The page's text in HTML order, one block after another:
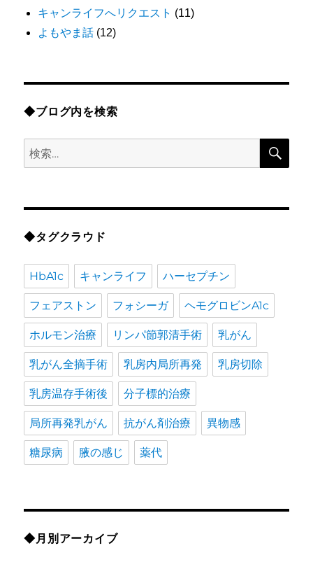
キャンライフへリクエスト (11)
よもやま話 (12)
◆ブログ内を検索
検
索:
検
◆タグクラウド
HbA1c キャンライフ ハーセプチン
フェアストン フォシーガ ヘモグロビンA1c
ホルモン治療 リンパ節郭清手術 乳がん
乳がん全摘手術 乳房内局所再発 乳房切除
乳房温存手術後 分子標的治療
局所再発乳がん 抗がん剤治療 異物感
糖尿病 腋の感じ 薬代
◆月別アーカイブ